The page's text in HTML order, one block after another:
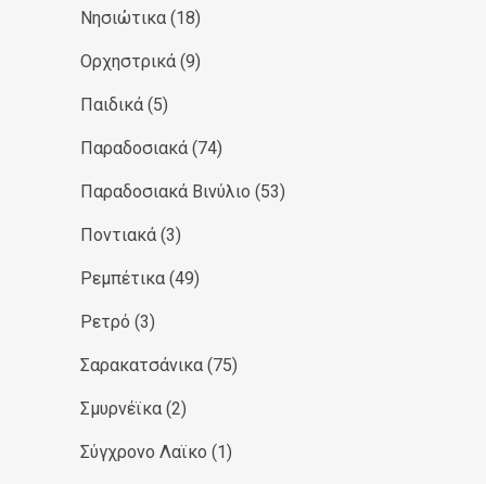
Νησιώτικα (18)
Ορχηστρικά (9)
Παιδικά (5)
Παραδοσιακά (74)
Παραδοσιακά Βινύλιο (53)
Ποντιακά (3)
Ρεμπέτικα (49)
Ρετρό (3)
Σαρακατσάνικα (75)
Σμυρνέϊκα (2)
Σύγχρονο Λαϊκο (1)